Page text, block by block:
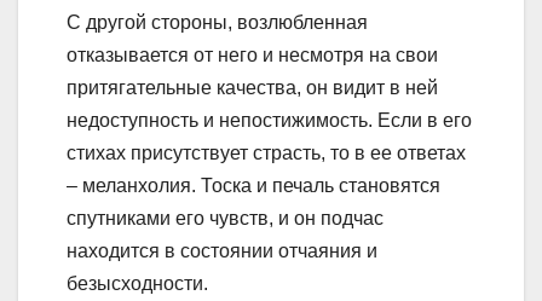
С другой стороны, возлюбленная
отказывается от него и несмотря на свои
притягательные качества, он видит в ней
недоступность и непостижимость. Если в его
стихах присутствует страсть, то в ее ответах
– меланхолия. Тоска и печаль становятся
спутниками его чувств, и он подчас
находится в состоянии отчаяния и
безысходности.